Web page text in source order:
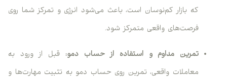
که بازار کم‌نوسان است، باعث می‌شود انرژی و تمرکز شما روی
فرصت‌های واقعی متمرکز شود.
تمرین مداوم و استفاده از حساب دمو: قبل از ورود به
معاملات واقعی، تمرین روی حساب دمو به تثبیت مهارت‌ها و